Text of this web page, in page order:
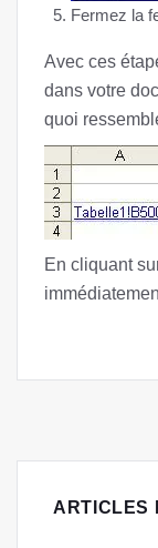
Fermez la
Avec ces
dans votre
quoi
En cliquant
ARTICLES